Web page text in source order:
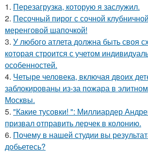
1. Перезагрузка, которую я заслужил.
2. Песочный пирог с сочной
меренговой шапочкой!
3. У любого атлета должна быть своя
которая строится с учетом
особенностей.
4. Четыре человека, включая двоих
заблокированы из-за пожара в
Москвы.
5. "Какие тусовки! ": Миллиардер
призвал отправить лерчек в колонию.
6. Почему в нашей студии вы
добьетесь?